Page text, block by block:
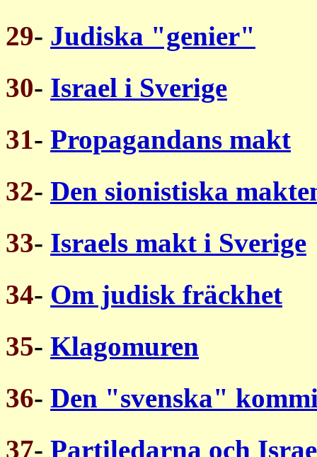
29- Judiska "genier"
30- Israel i Sverige
31- Propagandans makt
32- Den sionistiska
33- Israels makt i Sverige
34- Om judisk fräckhet
35- Klagomuren
36- Den "svenska"
37- Partiledarna och